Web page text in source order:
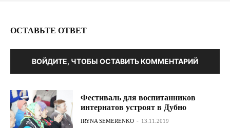
ОСТАВЬТЕ ОТВЕТ
ВОЙДИТЕ, ЧТОБЫ ОСТАВИТЬ КОММЕНТАРИЙ
Фестиваль для воспитанников
интернатов устроят в Дубно
IRYNA SEMERENKO - 13.11.2019